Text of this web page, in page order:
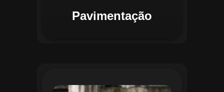
Pavimentação
O módulo de Gestão de Drenagem do